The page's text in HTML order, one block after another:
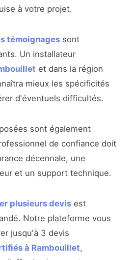
à votre projet.
témoignages sont
Un installateur
et dans la région
mieux les spécificités
d'éventuels difficultés.
sont également
de confiance doit
décennale, une
et un support technique.
plusieurs devis est
Notre plateforme vous
jusqu'à 3 devis
à Rambouillet,